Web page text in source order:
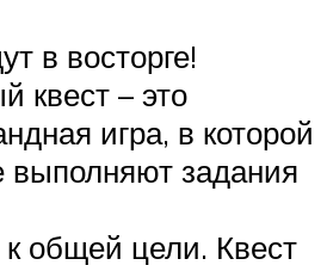
в восторге!
квест – это
игра, в которой
выполняют задания
к общей цели. Квест